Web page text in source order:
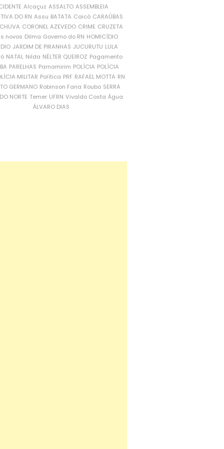
Alcaçuz ASSALTO ASSEMBLEIA
DO RN Assu BATATA Caicó CARAÚBAS
CORONEL AZEVEDO CRIME CRUZETA
novos Dilma Governo do RN HOMICÍDIO
JARDIM DE PIRANHAS JUCURUTU LULA
NATAL Nilda NÉLTER QUEIROZ Pagamento
PARELHAS Parnamirim POLÍCIA POLÍCIA
MILITAR Política PRF RAFAEL MOTTA RN
GERMANO Robinson Faria Roubo SERRA
NORTE Temer UFRN Vivaldo Costa Água
ÁLVARO DIAS